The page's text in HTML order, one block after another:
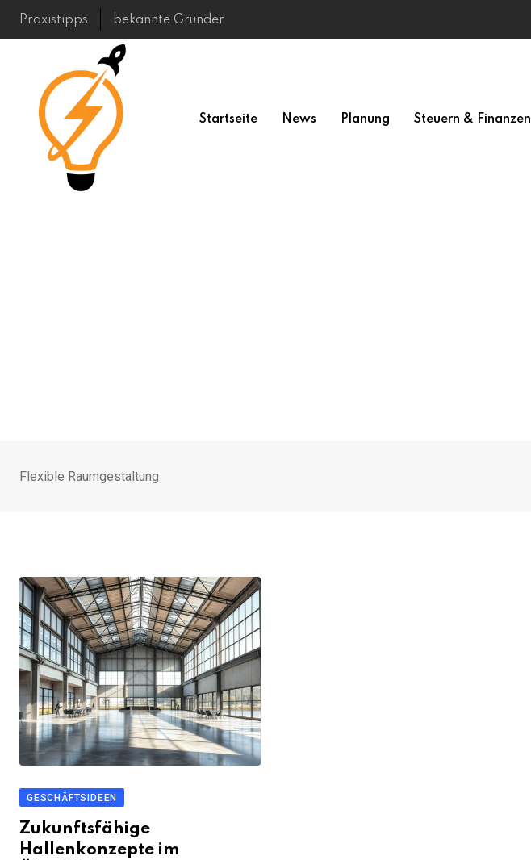
Skip
Praxistipps bekannte Gründer
Startseite News Planung Steuern & Finanzen
Flexible Raumgestaltung
GESCHÄFTSIDEEN
Zukunftsfähige
Hallenkonzepte im